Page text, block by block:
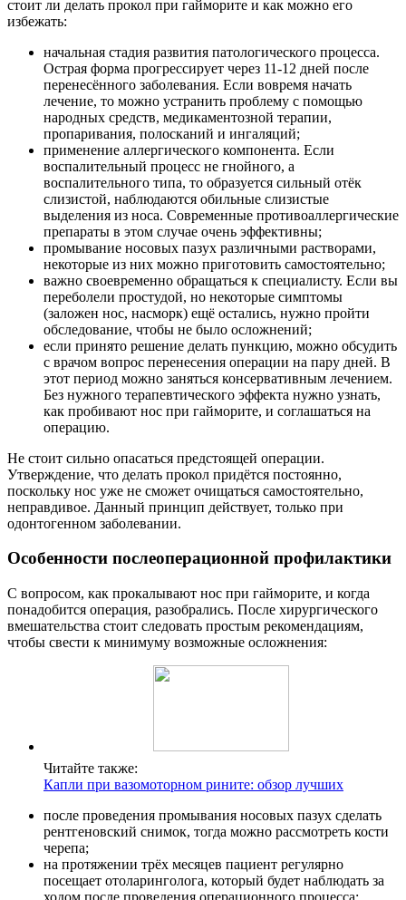
стоит ли делать прокол при гайморите и как можно его
избежать:
начальная стадия развития патологического процесса.
Острая форма прогрессирует через 11-12 дней после
перенесённого заболевания. Если вовремя начать
лечение, то можно устранить проблему с помощью
народных средств, медикаментозной терапии,
пропаривания, полосканий и ингаляций;
применение аллергического компонента. Если
воспалительный процесс не гнойного, а
воспалительного типа, то образуется сильный отёк
слизистой, наблюдаются обильные слизистые
выделения из носа. Современные противоаллергические
препараты в этом случае очень эффективны;
промывание носовых пазух различными растворами,
некоторые из них можно приготовить самостоятельно;
важно своевременно обращаться к специалисту. Если вы
переболели простудой, но некоторые симптомы
(заложен нос, насморк) ещё остались, нужно пройти
обследование, чтобы не было осложнений;
если принято решение делать пункцию, можно обсудить
с врачом вопрос перенесения операции на пару дней. В
этот период можно заняться консервативным лечением.
Без нужного терапевтического эффекта нужно узнать,
как пробивают нос при гайморите, и соглашаться на
операцию.
Не стоит сильно опасаться предстоящей операции.
Утверждение, что делать прокол придётся постоянно,
поскольку нос уже не сможет очищаться самостоятельно,
неправдивое. Данный принцип действует, только при
одонтогенном заболевании.
Особенности послеоперационной профилактики
С вопросом, как прокалывают нос при гайморите, и когда
понадобится операция, разобрались. После хирургического
вмешательства стоит следовать простым рекомендациям,
чтобы свести к минимуму возможные осложнения:
Читайте также:
Капли при вазомоторном рините: обзор лучших
после проведения промывания носовых пазух сделать
рентгеновский снимок, тогда можно рассмотреть кости
черепа;
на протяжении трёх месяцев пациент регулярно
посещает отоларинголога, который будет наблюдать за
ходом после проведения операционного процесса;